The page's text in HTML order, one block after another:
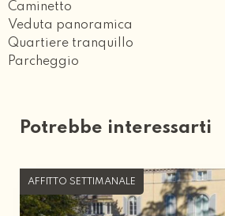
Caminetto
Veduta panoramica
Quartiere tranquillo
Parcheggio
Potrebbe interessarti
AFFITTO SETTIMANALE